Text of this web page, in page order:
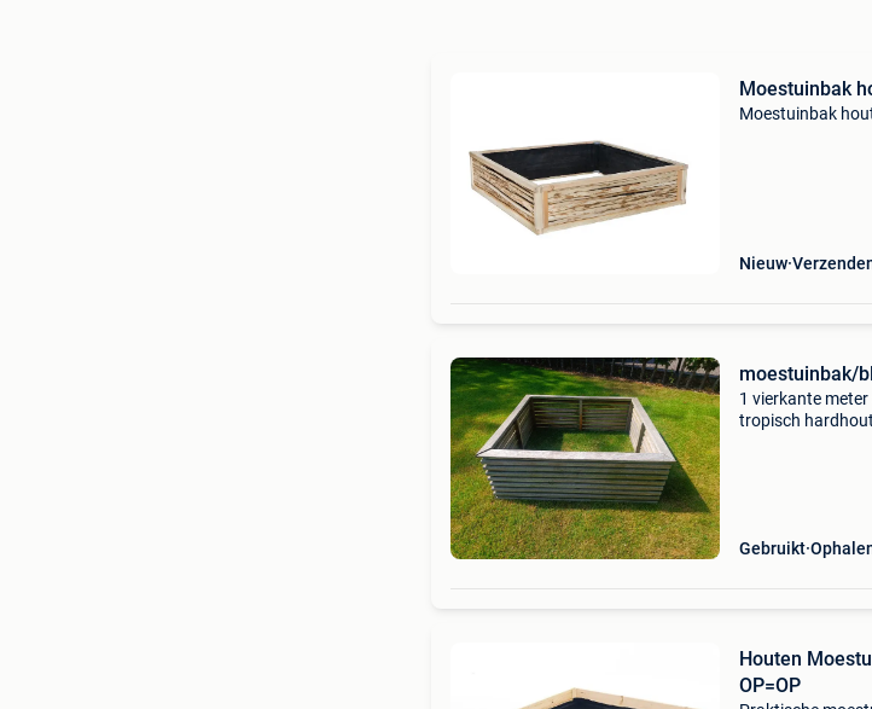
Moestuinbak
Moestuinbak
Nieuw
moestuinbak/
1 vierkante
tropisch hardhout
Gebruikt
Houten
OP=OP